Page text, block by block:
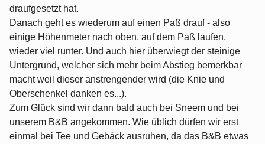
draufgesetzt hat.
Danach geht es wiederum auf einen Paß drauf - also
einige Höhenmeter nach oben, auf dem Paß laufen,
wieder viel runter. Und auch hier überwiegt der steinige
Untergrund, welcher sich mehr beim Abstieg bemerkbar
macht weil dieser anstrengender wird (die Knie und
Oberschenkel danken es...).
Zum Glück sind wir dann bald auch bei Sneem und bei
unserem B&B angekommen. Wie üblich dürfen wir erst
einmal bei Tee und Gebäck ausruhen, da das B&B etwas